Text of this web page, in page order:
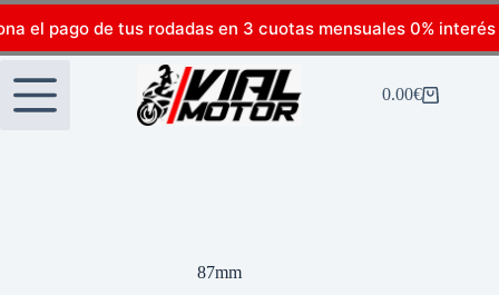
el pago de tus rodadas en 3 cuotas mensuales 0% interés
0.00€
87mm